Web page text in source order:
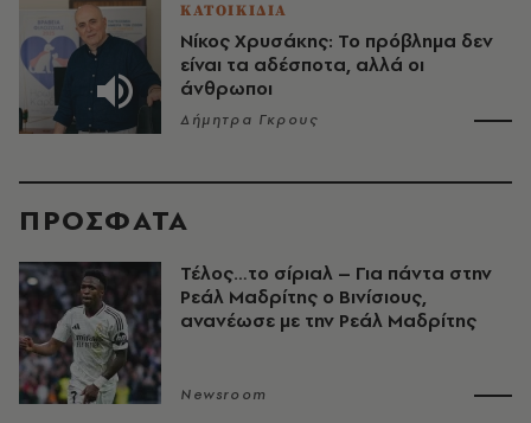
ΚΑΤΟΙΚΙΔΙΑ
Νίκος Χρυσάκης: Το πρόβλημα δεν
είναι τα αδέσποτα, αλλά οι
άνθρωποι
Δήμητρα Γκρους
ΠΡΟΣΦΑΤΑ
Τέλος…το σίριαλ – Για πάντα στην
Ρεάλ Μαδρίτης ο Βινίσιους,
ανανέωσε με την Ρεάλ Μαδρίτης
Newsroom